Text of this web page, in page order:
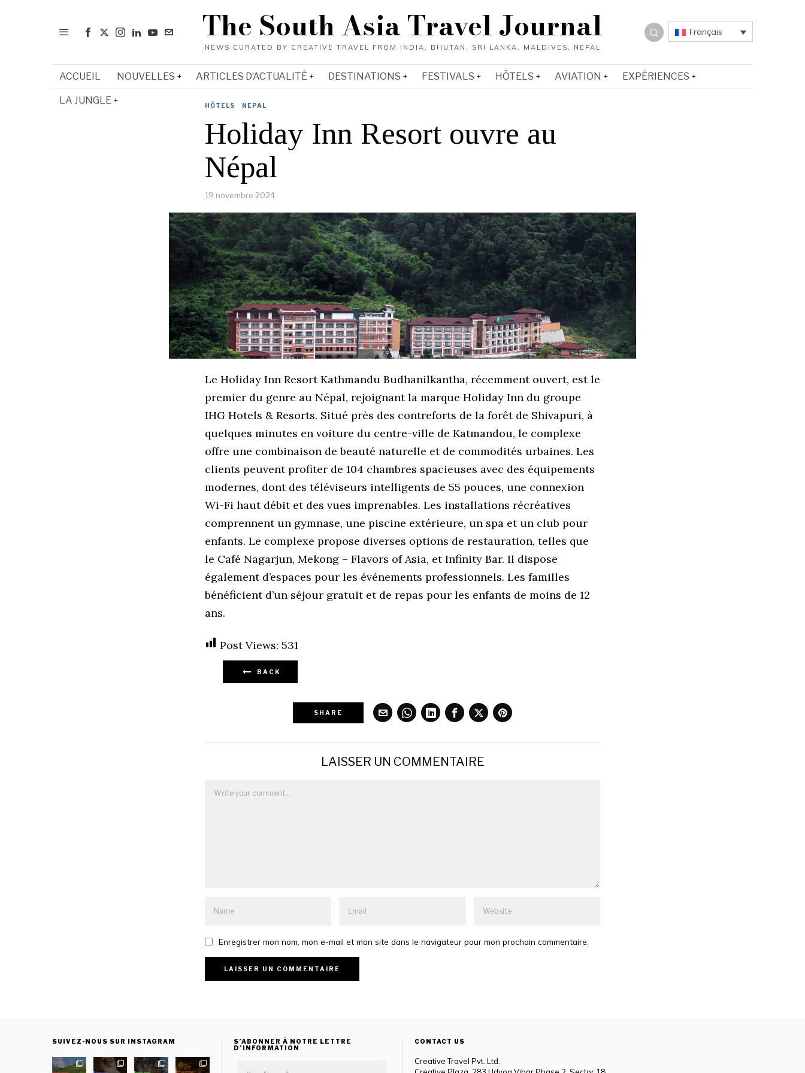
Français
The South Asia Travel Journal
ACCUEIL NOUVELLES ARTICLES D’ACTUALITÉ DESTINATIONS FESTIVALS HÔTELS AVIATION EXPÉRIENCES
LA JUNGLE HÔTELS · NEPAL
Holiday Inn Resort ouvre au
Népal
19 novembre 2024
Le Holiday Inn Resort Kathmandu Budhanilkantha, récemment ouvert, est le
premier du genre au Népal, rejoignant la marque Holiday Inn du groupe
IHG Hotels & Resorts. Situé près des contreforts de la forêt de Shivapuri, à
quelques minutes en voiture du centre-ville de Katmandou, le complexe
offre une combinaison de beauté naturelle et de commodités urbaines. Les
clients peuvent profiter de 104 chambres spacieuses avec des équipements
modernes, dont des téléviseurs intelligents de 55 pouces, une connexion
Wi-Fi haut débit et des vues imprenables. Les installations récréatives
comprennent un gymnase, une piscine extérieure, un spa et un club pour
enfants. Le complexe propose diverses options de restauration, telles que
le Café Nagarjun, Mekong – Flavors of Asia, et Infinity Bar. Il dispose
également d’espaces pour les événements professionnels. Les familles
bénéficient d’un séjour gratuit et de repas pour les enfants de moins de 12
ans.
Post Views: 531
BACK
SHARE
LAISSER UN COMMENTAIRE
Enregistrer mon nom, mon e-mail et mon site dans le navigateur pour mon prochain commentaire.
SUIVEZ-NOUS SUR INSTAGRAM
S’ABONNER À NOTRE LETTRE
D’INFORMATION
CONTACT US
Creative Travel Pvt. Ltd.